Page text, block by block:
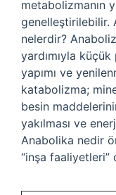
metabolizmanın
genelleştirilebilir.
nelerdir?
yardımıyla
yapımı ve
katabolizma;
besin
yakılması ve
Anabolika nedir
“inşa